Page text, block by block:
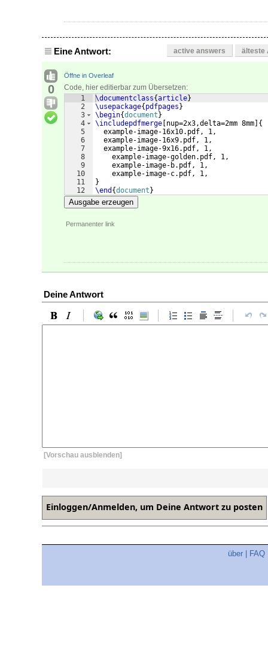
Eine Antwort: active answers älteste
0
Öffne in Overleaf
Code, hier editierbar zum Übersetzen:
1
2
3
4
5
6
7
8
9
10
11
12
\documentclass{article}
\usepackage{ pdfpages }
\begin{document }
\includepdfmerge nup=2x3,delta=2mm 8mm {
  example-image-16x10.pdf, 1,
  example-image-16x9.pdf, 1,
  example-image-9x16.pdf, 1,
    example-image-golden.pdf, 1,
    example-image-b.pdf, 1,
    example-image-c.pdf, 1,
}
\end {document }
Ausgabe erzeugen
Permanenter link
Deine Antwort
[Vorschau ausblenden]
über FAQ